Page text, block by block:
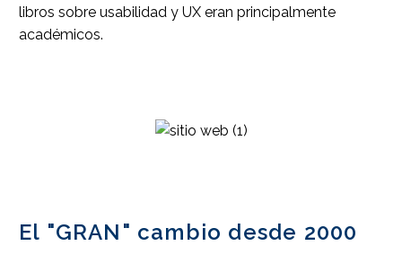
libros sobre usabilidad y UX eran principalmente
académicos.
El "GRAN" cambio desde 2000